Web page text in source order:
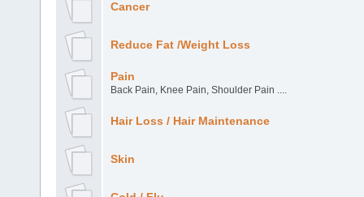
Cancer
Reduce Fat /Weight Loss
Pain
Back Pain, Knee Pain, Shoulder Pain ....
Hair Loss / Hair Maintenance
Skin